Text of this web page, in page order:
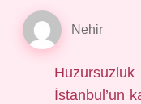
Nehir
İstanbul’un